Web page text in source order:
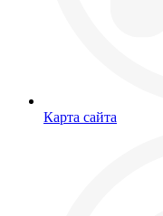
Карта сайта